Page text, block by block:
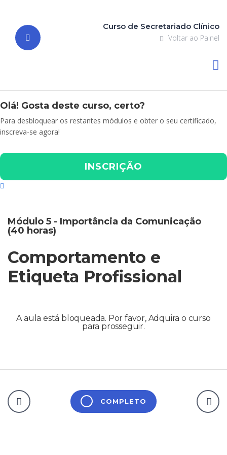
Curso de Secretariado Clínico
Voltar ao Painel
Olá! Gosta deste curso, certo?
Para desbloquear os restantes módulos e obter o seu certificado,
inscreva-se agora!
INSCRIÇÃO
Módulo 5 - Importância da Comunicação
(40 horas)
Comportamento e
Etiqueta Profissional
A aula está bloqueada. Por favor, Adquira o curso
para prosseguir.
COMPLETO